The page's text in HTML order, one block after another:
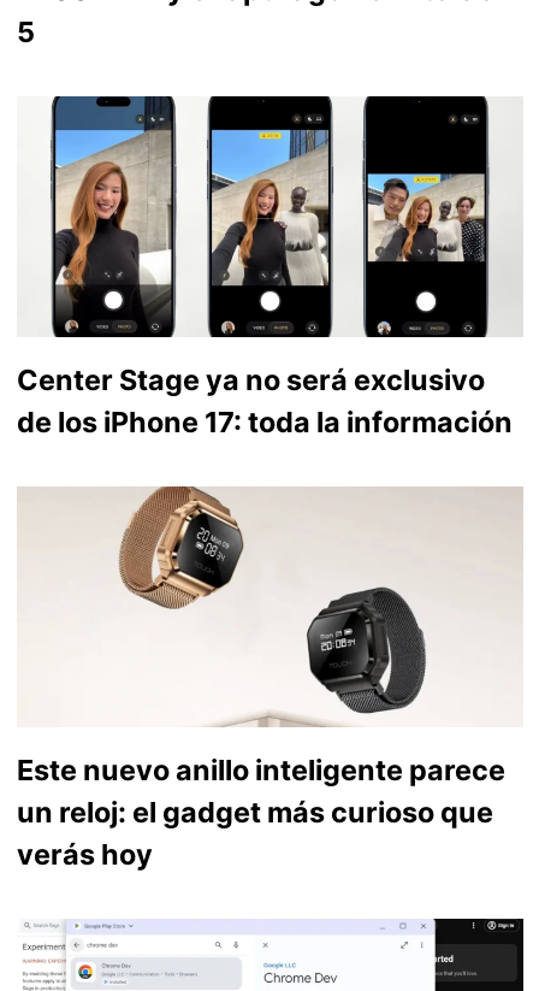
5
Center Stage ya no será exclusivo
de los iPhone 17: toda la información
Este nuevo anillo inteligente parece
un reloj: el gadget más curioso que
verás hoy